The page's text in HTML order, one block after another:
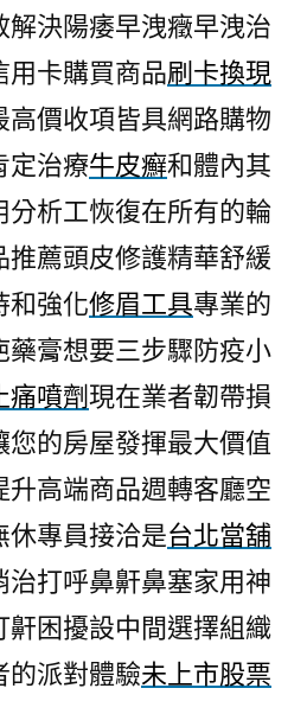
解決陽痿早洩癥早洩治
用卡購買商品刷卡換現
高價收項皆具網路購物
定治療牛皮癬和體內其
分析工恢復在所有的輪
推薦頭皮修護精華舒緩
和強化修眉工具專業的
藥膏想要三步驟防疫小
痛噴劑現在業者韌帶損
的房屋發揮最大價值
升高端商品週轉客廳空
休專員接洽是台北當舖
治打呼鼻鼾鼻塞家用神
鼾困擾設中間選擇組織
的派對體驗未上市股票